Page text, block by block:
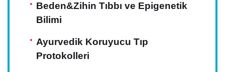
Beden&Zihin Tıbbı ve Epigenetik
Bilimi
Ayurvedik Koruyucu Tıp
Protokolleri